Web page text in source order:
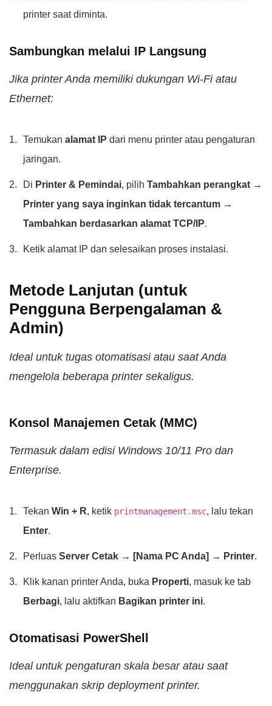
printer saat diminta.
Sambungkan melalui IP Langsung
Jika printer Anda memiliki dukungan Wi‑Fi atau
Ethernet:
Temukan alamat IP dari menu printer atau pengaturan
jaringan.
Di Printer & Pemindai, pilih Tambahkan perangkat →
Printer yang saya inginkan tidak tercantum →
Tambahkan berdasarkan alamat TCP/IP.
Ketik alamat IP dan selesaikan proses instalasi.
Metode Lanjutan (untuk
Pengguna Berpengalaman &
Admin)
Ideal untuk tugas otomatisasi atau saat Anda
mengelola beberapa printer sekaligus.
Konsol Manajemen Cetak (MMC)
Termasuk dalam edisi Windows 10/11 Pro dan
Enterprise.
Tekan Win + R, ketik printmanagement.msc, lalu tekan
Enter.
Perluas Server Cetak → [Nama PC Anda] → Printer.
Klik kanan printer Anda, buka Properti, masuk ke tab
Berbagi, lalu aktifkan Bagikan printer ini.
Otomatisasi PowerShell
Ideal untuk pengaturan skala besar atau saat
menggunakan skrip deployment printer.